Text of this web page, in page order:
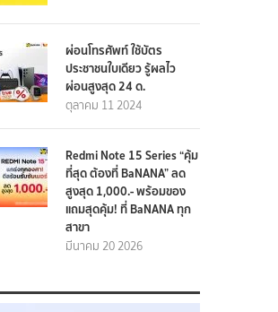
ผ่อนโทรศัพท์ ใช้บัตร
ประชาชนใบเดียว รู้ผลไว
ผ่อนสูงสุด 24 ด.
ตุลาคม 11 2024
Redmi Note 15 Series “คุ้ม
ที่สุด ต้องที่ BaNANA” ลด
สูงสุด 1,000.- พร้อมของ
แถมสุดคุ้ม! ที่ BaNANA ทุก
สาขา
มีนาคม 20 2026